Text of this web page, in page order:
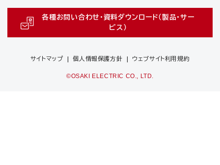
各種お問い合わせ・資料ダウンロード（製品・サー
ビス）
サイトマップ 個人情報保護方針 ウェブサイト利用規約
©OSAKI ELECTRIC CO., LTD.